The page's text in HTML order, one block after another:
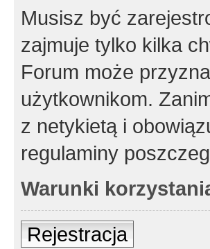
Musisz być
zajmuje tylko kilka
Forum może
użytkownikom.
z netykietą i
regulaminy
Warunki
Rejestracja